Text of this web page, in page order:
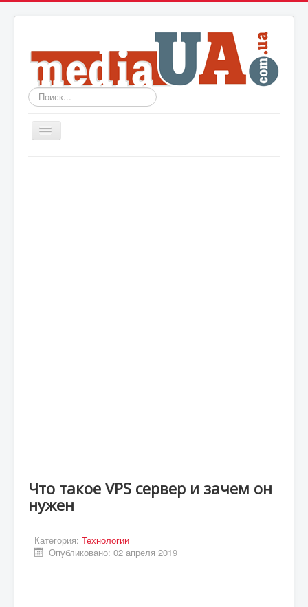
Искать...
Включить/
выключить
Происшествия
UA
ENG
Что такое VPS сервер и зачем он
нужен
Категория: Технологии
Опубликовано: 02 апреля 2019